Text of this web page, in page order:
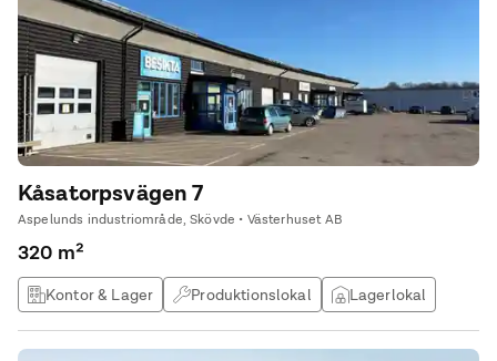
Kåsatorpsvägen 7
Aspelunds industriområde, Skövde • Västerhuset AB
320 m²
Kontor & Lager Produktionslokal
Lagerlokal
Verkstad